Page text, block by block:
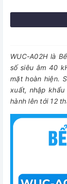
WUC-A02H là
số siêu âm 40
mặt hoàn hiện.
xuất, nhập
hành lên tới 12